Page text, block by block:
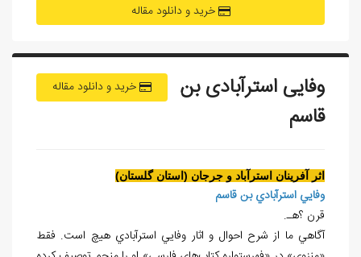
خرید و دانلود مقاله
خرید و دانلود مقاله
وفايی استرآبادی بن
قاسم
اثر آفرينان استرآباد و جرجان (استان گلستان)
وفايي استرآبادي بن قاسم
قرن ؟هـ.
آگاهي ما از شرح احوال و اثار وفايي استرآبادي هيچ است. فقط